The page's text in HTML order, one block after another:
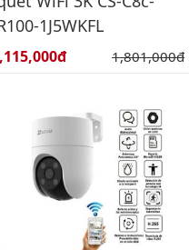
1J5WKFL
bán: Giá gốc:
1,801,000đ